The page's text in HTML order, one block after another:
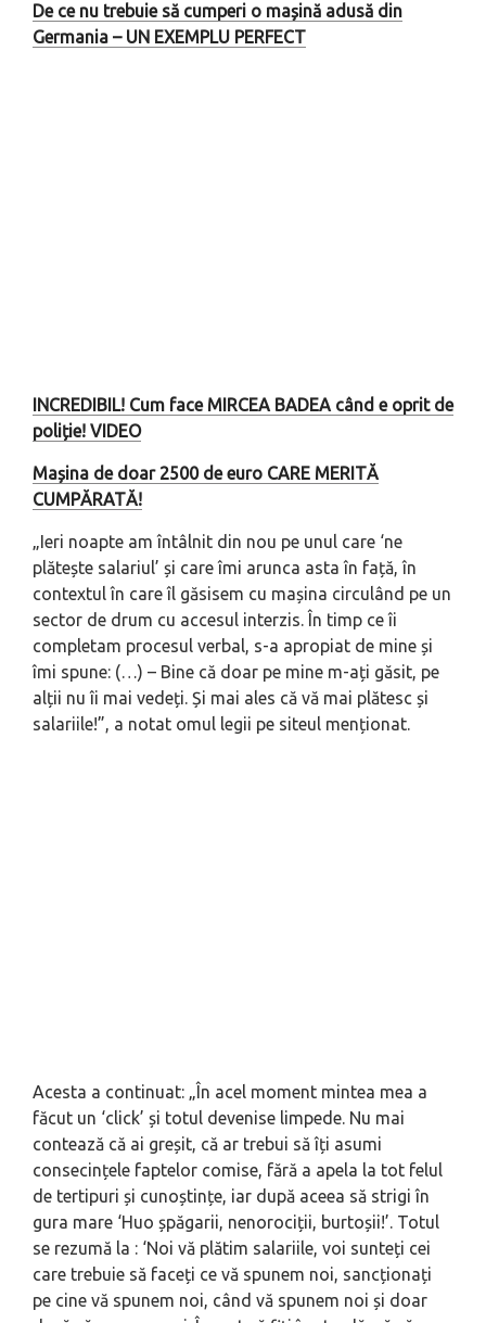
De ce nu trebuie să cumperi o mașină adusă din
Germania – UN EXEMPLU PERFECT
INCREDIBIL! Cum face MIRCEA BADEA când e oprit de
poliție! VIDEO
Mașina de doar 2500 de euro CARE MERITĂ
CUMPĂRATĂ!
„Ieri noapte am întâlnit din nou pe unul care ‘ne
plătește salariul’ și care îmi arunca asta în față, în
contextul în care îl găsisem cu mașina circulând pe un
sector de drum cu accesul interzis. În timp ce îi
completam procesul verbal, s-a apropiat de mine și
îmi spune: (…) – Bine că doar pe mine m-ați găsit, pe
alții nu îi mai vedeți. Și mai ales că vă mai plătesc și
salariile!”, a notat omul legii pe siteul menționat.
Acesta a continuat: „În acel moment mintea mea a
făcut un ‘click’ și totul devenise limpede. Nu mai
contează că ai greșit, că ar trebui să îți asumi
consecințele faptelor comise, fără a apela la tot felul
de tertipuri și cunoștințe, iar după aceea să strigi în
gura mare ‘Huo șpăgarii, nenorociții, burtoșii!’. Totul
se rezumă la : ‘Noi vă plătim salariile, voi sunteți cei
care trebuie să faceți ce vă spunem noi, sancționați
pe cine vă spunem noi, când vă spunem noi și doar